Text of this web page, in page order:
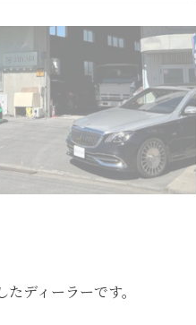
ディーラーです。